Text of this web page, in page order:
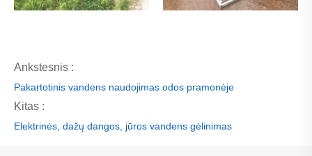
Ankstesnis :
Pakartotinis vandens naudojimas odos pramonėje
Kitas :
Elektrinės, dažų dangos, jūros vandens gėlinimas